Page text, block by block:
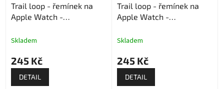
Trail loop - řemínek na
Apple Watch -
Skladem
245 Kč
DETAIL
Trail loop - řemínek na
Apple Watch -
Skladem
245 Kč
DETAIL